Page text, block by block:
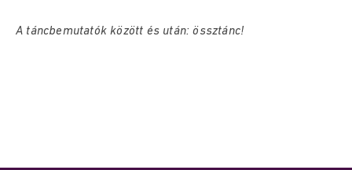
A táncbemutatók között és után: össztánc!